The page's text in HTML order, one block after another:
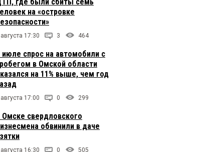
на «островке
17:30 3 464
июле спрос на автомобили с
в Омской области
на 11% выше, чем год
17:00 0 299
Омске свердловского
обвинили в даче
16:30 0 505